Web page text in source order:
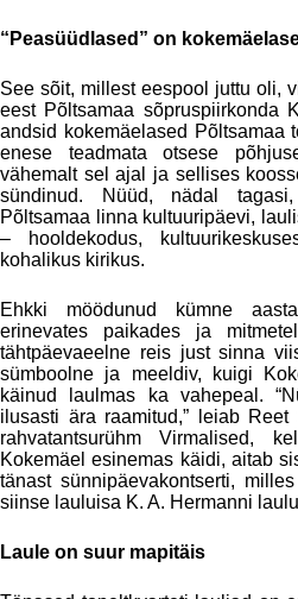
“Peasüüdlased” on
See sõit, millest eespool juttu oli,
eest Põltsamaa sõpruspiirkonda
andsid kokemäelased Põltsamaa
enese teadmata otsese
vähemalt sel ajal ja sellises
sündinud. Nüüd, nädal
Põltsamaa linna kultuuripäevi,
– hooldekodus,
kohalikus kirikus.
Ehkki möödunud kümne
erinevates paikades ja
tähtpäevaeelne reis just sinna
sümboolne ja meeldiv, kuigi
käinud laulmas ka vahepeal.
ilusasti ära raamitud,” leiab Reet
rahvatantsurühm Virmalised,
Kokemäel esinemas käidi, aitab
tänast sünnipäevakontserti,
siinse lauluisa K. A. Hermanni
Laule on suur mapitäis